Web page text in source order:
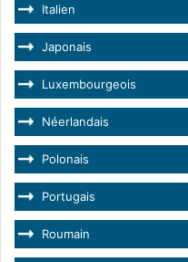
Italien
Japonais
Luxembourgeois
Néerlandais
Polonais
Portugais
Roumain